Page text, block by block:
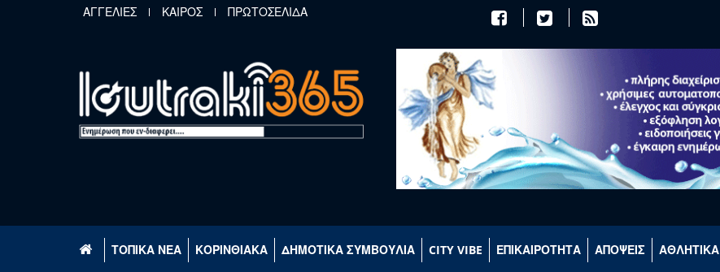
Παράκαμψη προς το κυρίως περιεχόμενο
ΑΓΓΕΛΙΕΣ ΚΑΙΡΟΣ ΠΡΩΤΟΣΕΛΙΔΑ
ΤΟΠΙΚΑ ΝΕΑ ΚΟΡΙΝΘΙΑΚΑ ΔΗΜΟΤΙΚΑ ΣΥΜΒΟΥΛΙΑ CITY VIBE ΕΠΙΚΑΙΡΟΤΗΤΑ ΑΠΟΨΕΙΣ ΑΘΛΗΤΙΚΑ